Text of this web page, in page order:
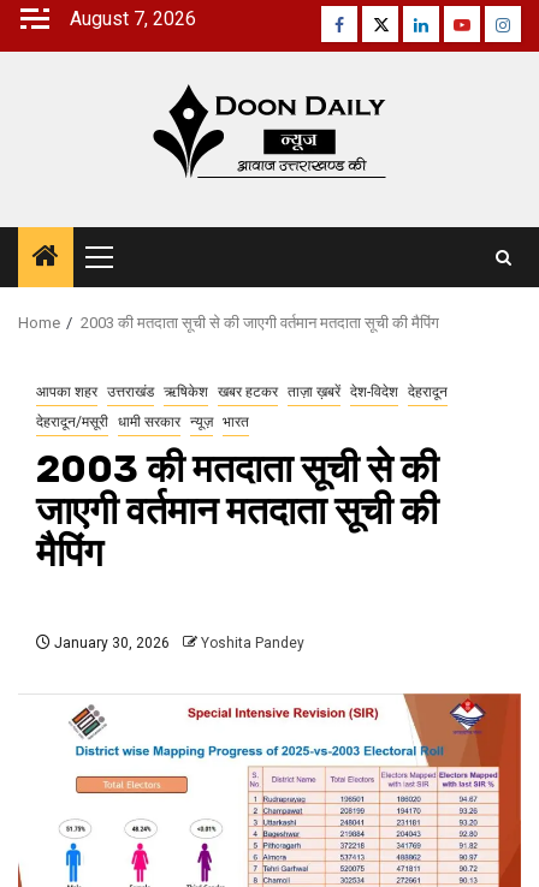
Skip
August 7, 2026 Facebook
TwitterLinkedinYoutube
Primary
Menu
Home 2003 की मतदाता सूची से की जाएगी वर्तमान मतदाता सूची की मैपिंग
आपका शहर उत्तराखंड ऋषिकेश खबर हटकर ताज़ा ख़बरें देश-विदेश देहरादून
देहरादून/मसूरी धामी सरकार न्यूज़ भारत
2003 की मतदाता सूची से की
जाएगी वर्तमान मतदाता सूची की
मैपिंग
January 30, 2026 Yoshita Pandey